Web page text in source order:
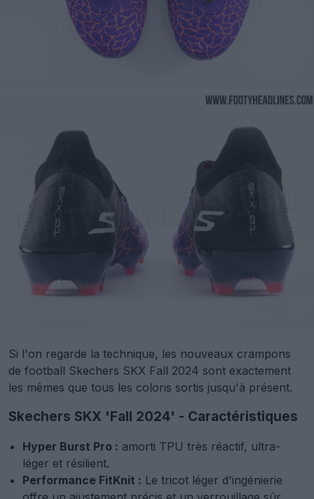
Si l'on regarde la technique, les nouveaux crampons
de football Skechers SKX Fall 2024 sont exactement
les mêmes que tous les coloris sortis jusqu'à présent.
Skechers SKX 'Fall 2024' - Caractéristiques
Hyper Burst Pro : amorti TPU très réactif, ultra-
léger et résilient.
Performance FitKnit : Le tricot léger d'ingénierie